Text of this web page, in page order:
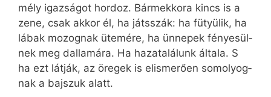
mély igaz­sá­got hor­doz. Bár­mek­ko­ra kincs is a
ze­ne, csak ak­kor él, ha játs­­szák: ha fü­tyü­lik, ha
lá­bak mo­zog­nak üte­mé­re, ha ün­ne­pek fé­nye­sül­
nek meg dal­la­má­ra. Ha ha­za­ta­lá­lunk ál­ta­la. S
ha ezt lát­ják, az öre­gek is el­is­me­rő­en so­mo­lyog­
nak a baj­szuk alatt.